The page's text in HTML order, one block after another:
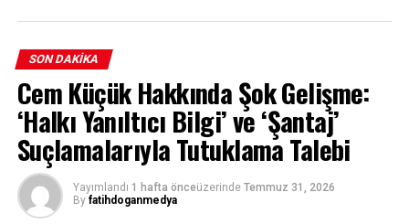
İstanbul Cumhuriyet Başsavcılığı,
Gazete Pencere muhabiri Can
Bursalı’yı “halkı yanıltıcı bilgiyi
alenen yayma” suçlamasıyla şüpheli
sıfatıyla, gözaltı talimatı olmaksızın
ifadeye çağırdı.
SON DAKIKA
Cem Küçük Hakkında Şok Gelişme:
‘Halkı Yanıltıcı Bilgi’ ve ‘Şantaj’
Suçlamalarıyla Tutuklama Talebi
Yayımlandı 1 hafta önceüzerinde Temmuz 31, 2026
By fatihdoganmedya